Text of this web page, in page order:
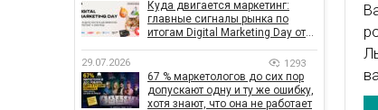
Куда двигается маркетинг:
главные сигналы рынка по
итогам Digital Marketing Day от
29.07.2026 1293
67 % маркетологов до сих пор
допускают одну и ту же ошибку,
хотя знают, что она не работает